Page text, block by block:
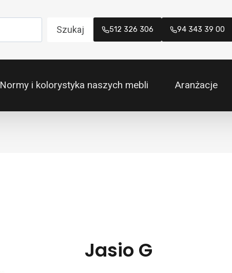
Szukaj 512 326 306 94 343 39 00
Normy i kolorystyka naszych mebli Aranżacje
Jasio G